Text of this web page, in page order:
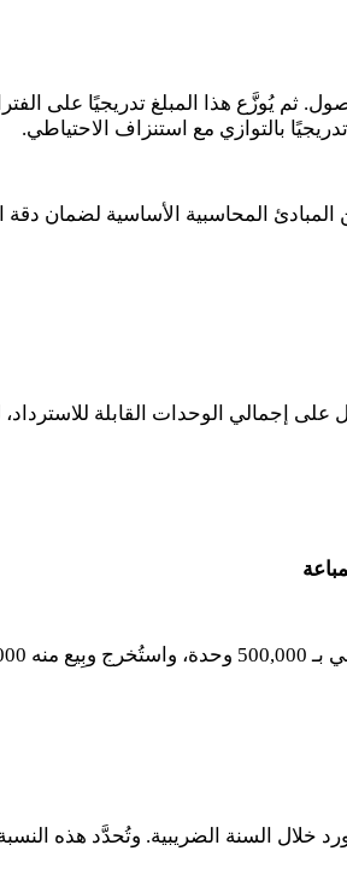
ثم يُوزَّع هذا المبلغ تدريجيًا على
بالتوازي مع استنزاف الاحتياطي.
المحاسبية الأساسية لضمان دقة
على إجمالي الوحدات القابلة
بـ 500,000 وحدة، واستُخرج وبِيع منه
السنة الضريبية. وتُحدَّد هذه